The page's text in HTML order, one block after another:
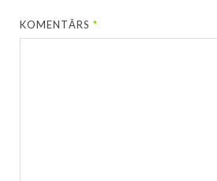
KOMENTĀRS*